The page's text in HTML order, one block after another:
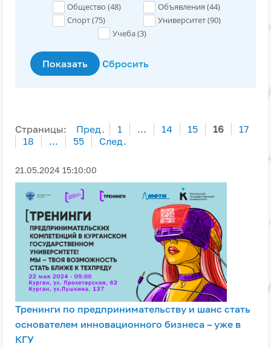
Общество (48) Объявления (44)
Спорт (75) Университет (90)
Учеба (3)
Страницы: Пред. 1 ... 14 15 16
17
18
... 55 След.
21.05.2024 15:10:00
Тренинги по предпринимательству и шанс стать
основателем инновационного бизнеса – уже в
КГУ